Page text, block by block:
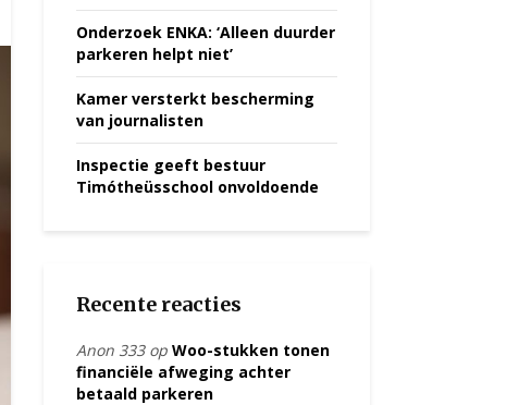
Onderzoek ENKA: ‘Alleen duurder
parkeren helpt niet’
Kamer versterkt bescherming
van journalisten
Inspectie geeft bestuur
Timótheüsschool onvoldoende
Recente reacties
Anon 333op Woo-stukken tonen
financiële afweging achter
betaald parkeren